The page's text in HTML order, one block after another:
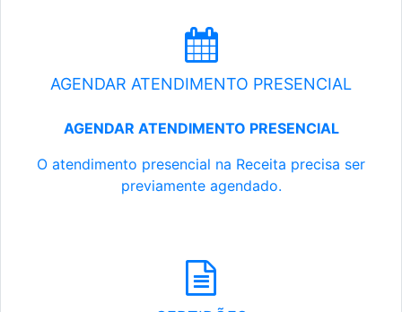
AGENDAR ATENDIMENTO PRESENCIAL
AGENDAR ATENDIMENTO PRESENCIAL
O atendimento presencial na Receita precisa ser
previamente agendado.